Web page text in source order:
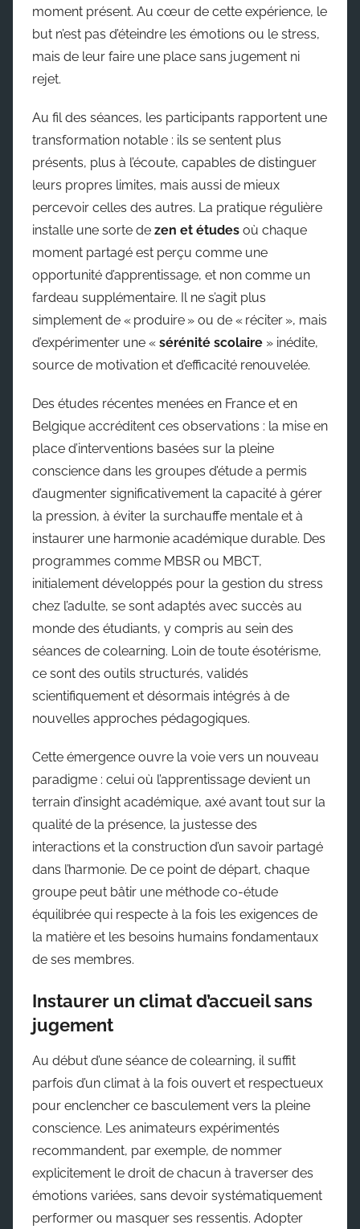
moment présent. Au cœur de cette expérience, le
but n’est pas d’éteindre les émotions ou le stress,
mais de leur faire une place sans jugement ni
rejet.
Au fil des séances, les participants rapportent une
transformation notable : ils se sentent plus
présents, plus à l’écoute, capables de distinguer
leurs propres limites, mais aussi de mieux
percevoir celles des autres. La pratique régulière
installe une sorte de zen et études où chaque
moment partagé est perçu comme une
opportunité d’apprentissage, et non comme un
fardeau supplémentaire. Il ne s’agit plus
simplement de « produire » ou de « réciter », mais
d’expérimenter une « sérénité scolaire » inédite,
source de motivation et d’efficacité renouvelée.
Des études récentes menées en France et en
Belgique accréditent ces observations : la mise en
place d’interventions basées sur la pleine
conscience dans les groupes d’étude a permis
d’augmenter significativement la capacité à gérer
la pression, à éviter la surchauffe mentale et à
instaurer une harmonie académique durable. Des
programmes comme MBSR ou MBCT,
initialement développés pour la gestion du stress
chez l’adulte, se sont adaptés avec succès au
monde des étudiants, y compris au sein des
séances de colearning. Loin de toute ésotérisme,
ce sont des outils structurés, validés
scientifiquement et désormais intégrés à de
nouvelles approches pédagogiques.
Cette émergence ouvre la voie vers un nouveau
paradigme : celui où l’apprentissage devient un
terrain d’insight académique, axé avant tout sur la
qualité de la présence, la justesse des
interactions et la construction d’un savoir partagé
dans l’harmonie. De ce point de départ, chaque
groupe peut bâtir une méthode co-étude
équilibrée qui respecte à la fois les exigences de
la matière et les besoins humains fondamentaux
de ses membres.
Instaurer un climat d’accueil sans
jugement
Au début d’une séance de colearning, il suffit
parfois d’un climat à la fois ouvert et respectueux
pour enclencher ce basculement vers la pleine
conscience. Les animateurs expérimentés
recommandent, par exemple, de nommer
explicitement le droit de chacun à traverser des
émotions variées, sans devoir systématiquement
performer ou masquer ses ressentis. Adopter